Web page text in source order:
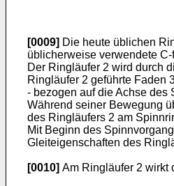
[0009] Die heute üblichen
üblicherweise verwendete
Der Ringläufer 2 wird durch
Ringläufer 2 geführte Faden
- bezogen auf die Achse des
Während seiner Bewegung
des Ringläufers 2 am
Mit Beginn des
Gleiteigenschaften des
[0010] Am Ringläufer 2 wirkt